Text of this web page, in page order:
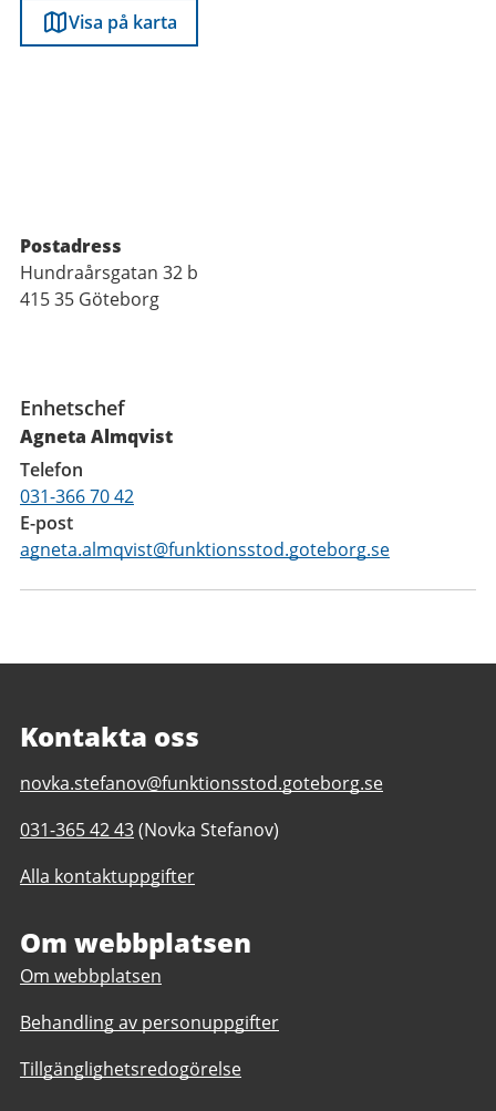
Visa på karta
Postadress
Hundraårsgatan 32 b
415 35 Göteborg
Enhetschef
Agneta Almqvist
Telefon
031-366 70 42
E-post
agneta.almqvist@funktionsstod.goteborg.se
Kontakta oss
E-
till
Hundraårsgatans
café
servicegrupp
daglig
Göteborgs
novka.stefanov@funktionsstod.goteborg.se
Telefonnummer
Hundraårsgatans
och
servicegrupp
daglig
verksamhet
Stad
031-365 42 43(Novka Stefanov)
Alla kontaktuppgifter
Om webbplatsen
Om webbplatsen
Behandling av personuppgifter
Tillgänglighetsredogörelse